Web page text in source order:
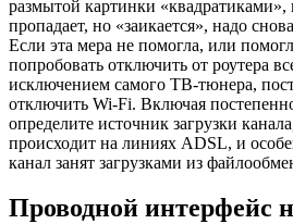
размытой картинки «квадратиками»,
пропадает, но «заикается», надо
Если эта мера не помогла, или
попробовать отключить от роутера
исключением самого ТВ-тюнера,
отключить Wi-Fi. Включая
определите источник загрузки
происходит на линиях ADSL, и
канал занят загрузками из
Проводной интерфейс